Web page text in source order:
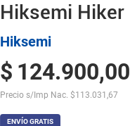
Hiksemi Hiker
Hiksemi
$ 124.900,00
Precio s/Imp Nac. $113.031,67
ENVÍO GRATIS